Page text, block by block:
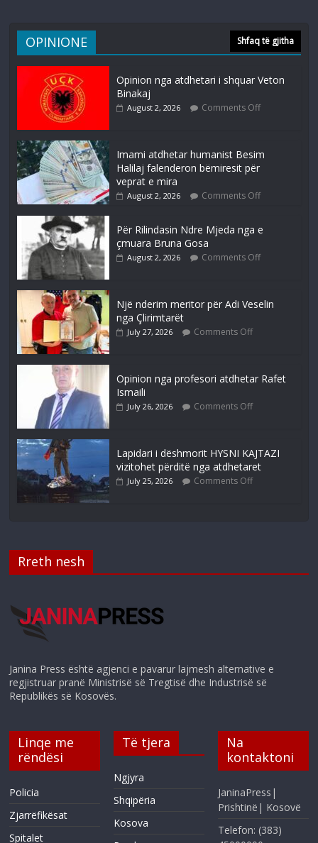
OPINIONE Shfaq të gjitha
Opinion nga atdhetari i shquar Veton
Binakaj
August 2, 2026 Comments Off
Imami atdhetar humanist Besim
Halilaj falenderon bëmiresit për
veprat e mira
August 2, 2026 Comments Off
Për Rilindasin Ndre Mjeda nga e
çmuara Bruna Gosa
August 2, 2026 Comments Off
Një nderim meritor për Adi Veselin
nga Çlirimtarët
July 27, 2026 Comments Off
Opinion nga profesori atdhetar Rafet
Ismaili
July 26, 2026 Comments Off
Lapidari i dëshmorit HYSNI KAJTAZI
vizitohet përditë nga atdhetaret
July 25, 2026 Comments Off
Rreth nesh
Janina Press është agjenci e pavarur lajmesh alternative e
regjistruar pranë Ministrisë së Tregtisë dhe Industrisë së
Republikës së Kosovës.
Linqe me
rëndësi
Policia
Zjarrëfikësat
Spitalet
Të tjera
Ngjyra
Shqipëria
Kosova
Na
kontaktoni
JaninaPress|
Prishtinë| Kosovë
Telefon: (383)